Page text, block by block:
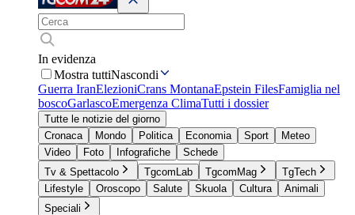
In evidenza
Mostra tuttiNascondi
Guerra IranElezioniCrans MontanaEpstein FilesFamiglia nel
boscoGarlascoEmergenza ClimaTutti i dossier
Tutte le notizie del giorno
Cronaca
Mondo Politica Economia Sport
Meteo
Video
Foto Infografiche
Schede
Tv & Spettacolo
TgcomLab TgcomMag
TgTech
Lifestyle
Oroscopo Salute Skuola Cultura
Animali
Speciali